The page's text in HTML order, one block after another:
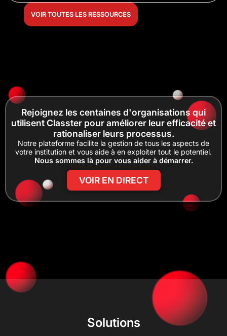
VOIR TOUTES LES RESSOURCES
Rejoignez les centaines d'organisations qui
utilisent Classter pour améliorer leur efficacité et
rationaliser leurs processus.
Notre plateforme facilite la gestion de tous les aspects de
votre institution et vous aide à en exploiter tout le potentiel.
Nous sommes là pour vous aider à démarrer.
VOIR EN DIRECT
Solutions